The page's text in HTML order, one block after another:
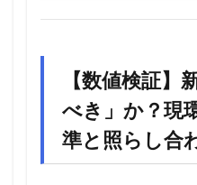
【数値検証】
べき」か？現
準と照らし合